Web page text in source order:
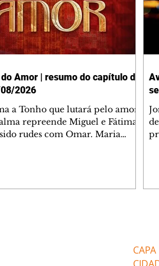
Amor | resumo do capítulo de
2026
a Tonho que lutará pelo amor
repreende Miguel e Fátima
rudes com Omar. Maria
CAPA